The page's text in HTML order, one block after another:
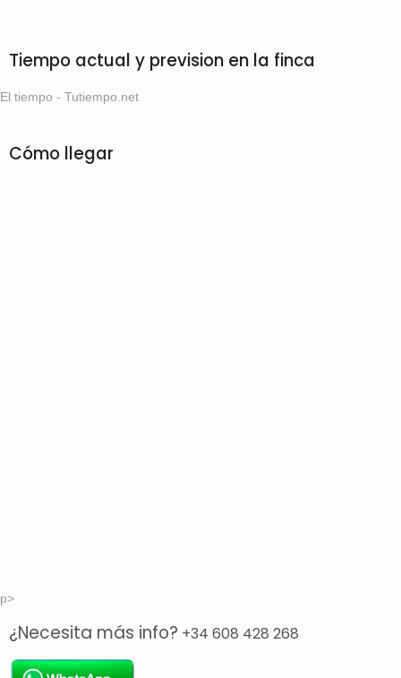
Tiempo actual y prevision en la finca
El tiempo - Tutiempo.net
Cómo llegar
p>
¿Necesita más info? +34 608 428 268